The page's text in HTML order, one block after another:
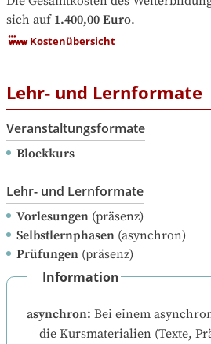
sich auf 1.400,00 Euro.
Kostenübersicht
Lehr- und Lernformate
Veranstaltungsformate
Blockkurs
Lehr- und Lernformate
Vorlesungen (präsenz)
Selbstlernphasen (asynchron)
Prüfungen (präsenz)
Information
asynchron: Bei einem
die Kursmaterialien (Texte,